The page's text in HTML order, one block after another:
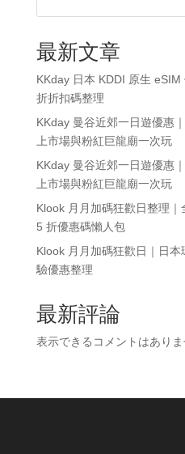
最新文章
KKday 日本 KDDI 原生
折折扣碼整理
KKday 曼谷近郊一日遊優惠
上市場與粉紅巨龍廟一次玩
KKday 曼谷近郊一日遊優惠
上市場與粉紅巨龍廟一次玩
Klook 月月加碼狂歡日整理
5 折優惠碼懶人包
Klook 月月加碼狂歡日｜日
驗優惠整理
最新評論
表示できるコメントはありま